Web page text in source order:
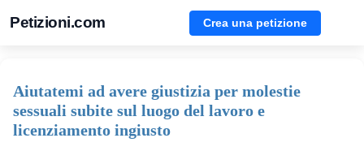
Petizioni.com Crea una petizione
Aiutatemi ad avere giustizia per molestie
sessuali subite sul luogo del lavoro e
licenziamento ingiusto